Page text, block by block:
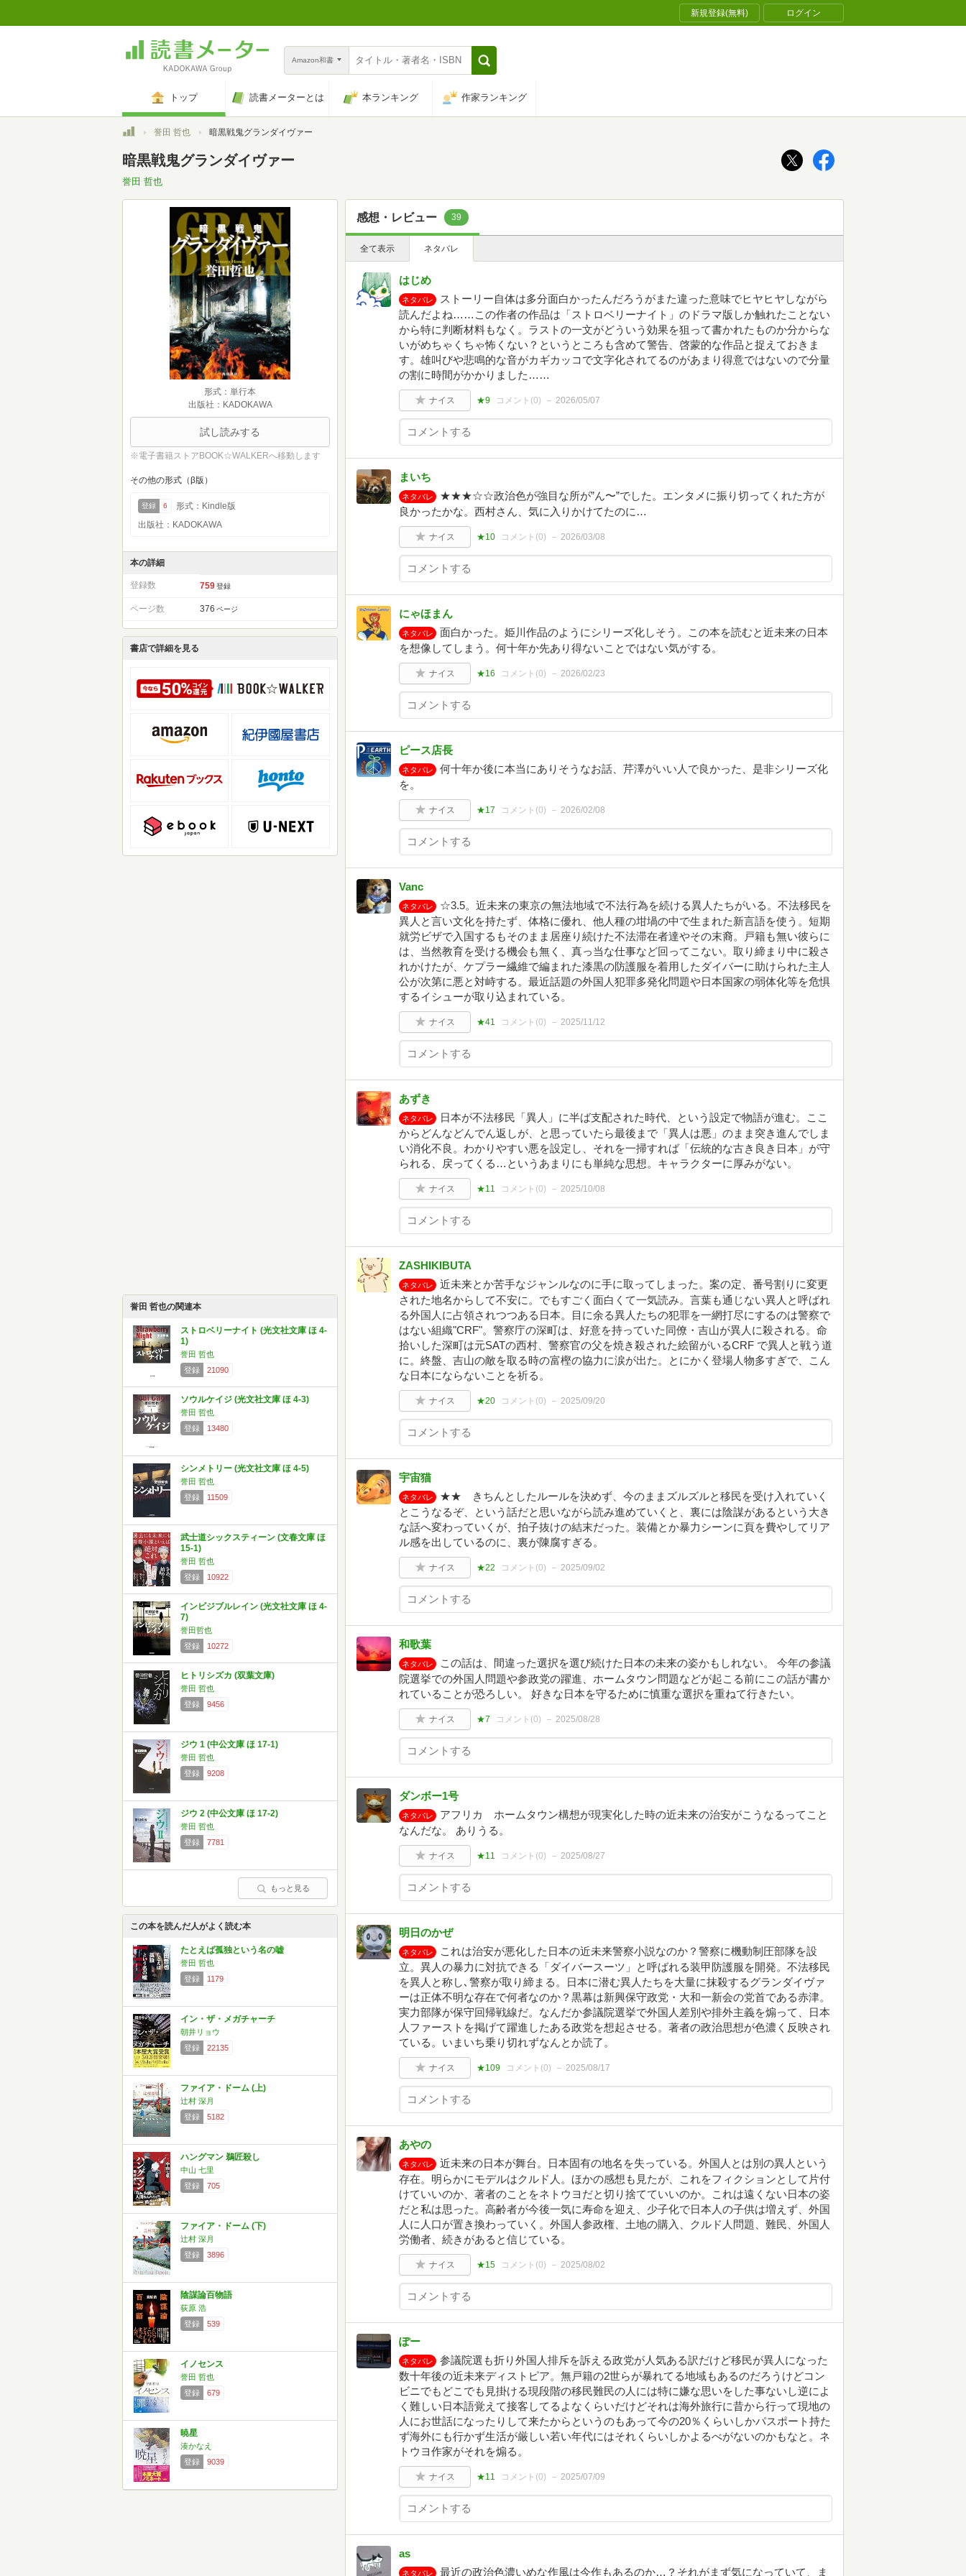
新規登録(無料) ログイン
Amazon和書
トップ 読書メーターとは 本ランキング 作家ランキング
トップ誉田 哲也 暗黒戦鬼グランダイヴァー
暗黒戦鬼グランダイヴァー
誉田 哲也
形式：単行本
出版社：KADOKAWA
試し読みする
※電子書籍ストアBOOK☆WALKERへ移動します
その他の形式（β版）
登録 6
形式：Kindle版
出版社：KADOKAWA
本の詳細
登録数 759 登録
ページ数 376 ページ
書店で詳細を見る
誉田 哲也の関連本
ストロベリーナイト (光文社文庫 ほ 4-
1)
誉田 哲也
登録
21090
ソウルケイジ (光文社文庫 ほ 4-3)
誉田 哲也
登録
13480
シンメトリー (光文社文庫 ほ 4-5)
誉田 哲也
登録
11509
武士道シックスティーン (文春文庫 ほ
15-1)
誉田 哲也
登録
10922
インビジブルレイン (光文社文庫 ほ 4-
7)
誉田哲也
登録
10272
ヒトリシズカ (双葉文庫)
誉田 哲也
登録
9456
ジウ 1 (中公文庫 ほ 17-1)
誉田 哲也
登録
9208
ジウ 2 (中公文庫 ほ 17-2)
誉田 哲也
登録
7781
もっと見る
この本を読んだ人がよく読む本
たとえば孤独という名の嘘
誉田 哲也
登録
1179
イン・ザ・メガチャーチ
朝井リョウ
登録
22135
ファイア・ドーム (上)
辻村 深月
登録
5182
ハングマン 鵜匠殺し
中山 七里
登録
705
ファイア・ドーム (下)
辻村 深月
登録
3896
陰謀論百物語
荻原 浩
登録
539
イノセンス
誉田 哲也
登録
679
暁星
湊かなえ
登録
9039
感想・レビュー 39
全て表示 ネタバレ
はじめ
ネタバレ
ストーリー自体は多分面白かったんだろうがまた違った意味でヒヤヒヤしながら
読んだよね……この作者の作品は「ストロベリーナイト」のドラマ版しか触れたことない
から特に判断材料もなく。ラストの一文がどういう効果を狙って書かれたものか分からな
いがめちゃくちゃ怖くない？というところも含めて警告、啓蒙的な作品と捉えておきま
す。雄叫びや悲鳴的な音がカギカッコで文字化されてるのがあまり得意ではないので分量
の割に時間がかかりました……
ナイス ★9 コメント(0) 2026/05/07
まいち
ネタバレ
★★★☆☆政治色が強目な所が”ん〜”でした。エンタメに振り切ってくれた方が
良かったかな。西村さん、気に入りかけてたのに…
ナイス ★10 コメント(0) 2026/03/08
にゃほまん
ネタバレ
面白かった。姫川作品のようにシリーズ化しそう。この本を読むと近未来の日本
を想像してしまう。何十年か先あり得ないことではない気がする。
ナイス ★16 コメント(0) 2026/02/23
ピース店長
ネタバレ
何十年か後に本当にありそうなお話、芹澤がいい人で良かった、是非シリーズ化
を。
ナイス ★17 コメント(0) 2026/02/08
Vanc
ネタバレ
☆3.5。近未来の東京の無法地域で不法行為を続ける異人たちがいる。不法移民を
異人と言い文化を持たず、体格に優れ、他人種の坩堝の中で生まれた新言語を使う。短期
就労ビザで入国するもそのまま居座り続けた不法滞在者達やその末裔。戸籍も無い彼らに
は、当然教育を受ける機会も無く、真っ当な仕事など回ってこない。取り締まり中に殺さ
れかけたが、ケプラー繊維で編まれた漆黒の防護服を着用したダイバーに助けられた主人
公が次第に悪と対峙する。最近話題の外国人犯罪多発化問題や日本国家の弱体化等を危惧
するイシューが取り込まれている。
ナイス ★41 コメント(0) 2025/11/12
あずき
ネタバレ
日本が不法移民「異人」に半ば支配された時代、という設定で物語が進む。ここ
からどんなどんでん返しが、と思っていたら最後まで「異人は悪」のまま突き進んでしま
い消化不良。わかりやすい悪を設定し、それを一掃すれば「伝統的な古き良き日本」が守
られる、戻ってくる…というあまりにも単純な思想。キャラクターに厚みがない。
ナイス ★11 コメント(0) 2025/10/08
ZASHIKIBUTA
ネタバレ
近未来とか苦手なジャンルなのに手に取ってしまった。案の定、番号割りに変更
された地名からして不安に。でもすごく面白くて一気読み。言葉も通じない異人と呼ばれ
る外国人に占領されつつある日本。目に余る異人たちの犯罪を一網打尽にするのは警察で
はない組織"CRF"。警察庁の深町は、好意を持っていた同僚・吉山が異人に殺される。命
拾いした深町は元SATの西村、警察官の父を焼き殺された絵留がいるCRF で異人と戦う道
に。終盤、吉山の敵を取る時の富樫の協力に涙が出た。とにかく登場人物多すぎで、こん
な日本にならないことを祈る。
ナイス ★20 コメント(0) 2025/09/20
宇宙猫
ネタバレ
★★ きちんとしたルールを決めず、今のままズルズルと移民を受け入れていく
とこうなるぞ、という話だと思いながら読み進めていくと、裏には陰謀があるという大き
な話へ変わっていくが、拍子抜けの結末だった。装備とか暴力シーンに頁を費やしてリア
ル感を出しているのに、裏が陳腐すぎる。
ナイス ★22 コメント(0) 2025/09/02
和歌葉
ネタバレ
この話は、間違った選択を選び続けた日本の未来の姿かもしれない。 今年の参議
院選挙での外国人問題や参政党の躍進、ホームタウン問題などが起こる前にこの話が書か
れていることが恐ろしい。 好きな日本を守るために慎重な選択を重ねて行きたい。
ナイス ★7 コメント(0) 2025/08/28
ダンボー1号
ネタバレ
アフリカ ホームタウン構想が現実化した時の近未来の治安がこうなるってこと
なんだな。 ありうる。
ナイス ★11 コメント(0) 2025/08/27
明日のかぜ
ネタバレ
これは治安が悪化した日本の近未来警察小説なのか？警察に機動制圧部隊を設
立。異人の暴力に対抗できる「ダイバースーツ」と呼ばれる装甲防護服を開発。不法移民
を異人と称し､警察が取り締まる。日本に潜む異人たちを大量に抹殺するグランダイヴァ
ーは正体不明な存在で何者なのか？黒幕は新興保守政党・大和一新会の党首である赤津。
実力部隊が保守回帰戦線だ。なんだか参議院選挙で外国人差別や排外主義を煽って、日本
人ファーストを掲げて躍進したある政党を想起させる。著者の政治思想が色濃く反映され
ている。いまいち乗り切れずなんとか読了。
ナイス ★109 コメント(0) 2025/08/17
あやの
ネタバレ
近未来の日本が舞台。日本固有の地名を失っている。外国人とは別の異人という
存在。明らかにモデルはクルド人。ほかの感想も見たが、これをフィクションとして片付
けていいのか、著者のことをネトウヨだと切り捨てていいのか。これは遠くない日本の姿
だと私は思った。高齢者が今後一気に寿命を迎え、少子化で日本人の子供は増えず、外国
人に人口が置き換わっていく。外国人参政権、土地の購入、クルド人問題、難民、外国人
労働者、続きがあると信じている。
ナイス ★15 コメント(0) 2025/08/02
ぽー
ネタバレ
参議院選も折り外国人排斥を訴える政党が人気ある訳だけど移民が異人になった
数十年後の近未来ディストピア。無戸籍の2世らが暴れてる地域もあるのだろうけどコン
ビニでもどこでも見掛ける現段階の移民難民の人には特に嫌な思いをした事ないし逆によ
く難しい日本語覚えて接客してるよなくらいだけどそれは海外旅行に昔から行って現地の
人にお世話になったりして来たからというのもあって今の20％くらいしかパスポート持た
ず海外にも行かず生活が厳しい若い年代にはそれくらいしかよるべがないのかもなと。ネ
トウヨ作家がそれを煽る。
ナイス ★11 コメント(0) 2025/07/09
as
ネタバレ 最近の政治色濃いめな作風は今作もあるのか…？それがまず気になっていて、ま